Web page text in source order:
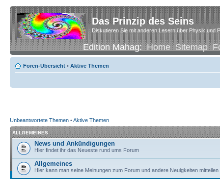
Das Prinzip des Seins
Diskutieren Sie mit anderen Lesern über Physik und
Edition Mahag:Home Sitemap
Foren-Übersicht • Aktive Themen
Unbeantwortete Themen •Aktive Themen
ALLGEMEINES
News und Ankündigungen
Hier findet ihr das Neueste rund ums Forum
Allgemeines
Hier kann man seine Meinungen zum Forum und andere Neuigkeiten mitteilen